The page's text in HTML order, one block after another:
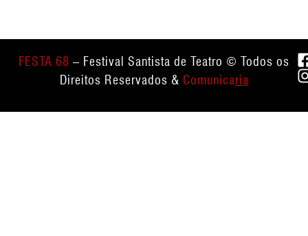
FESTA 68 – Festival Santista de Teatro © Todos os
Direitos Reservados & Comunicaria